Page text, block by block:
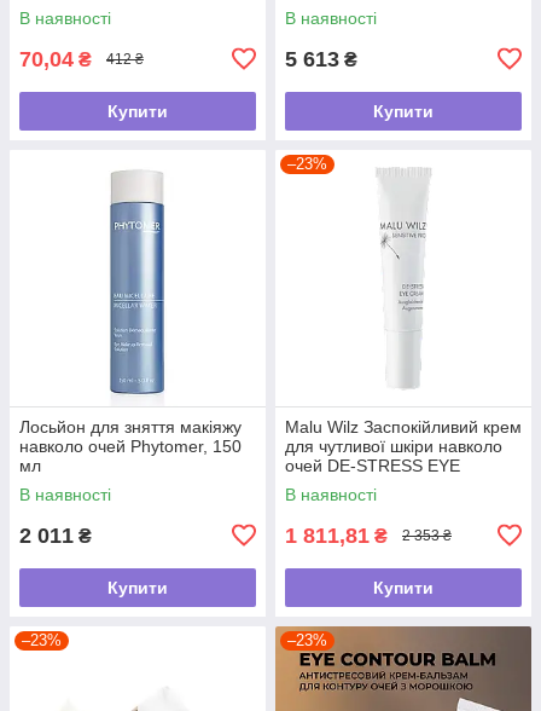
В наявності
70,04 ₴ 412 ₴
Купити
В наявності
5 613 ₴
Купити
Лосьйон для зняття макіяжу
навколо очей Phytomer, 150
мл
В наявності
2 011 ₴
Купити
–23%
Malu Wilz Заспокійливий крем
для чутливої шкіри навколо
очей DE-STRESS EYE
CREAM , 15 мл
В наявності
1 811,81 ₴ 2 353 ₴
Купити
–23% –23%